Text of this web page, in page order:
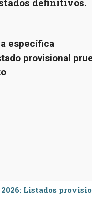
definitivos.
específica
provisional
Listados